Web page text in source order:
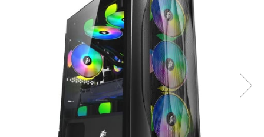
Componente REFURBISHED Laptop
Hard Disk-uri Refurbished
Accesorii Laptop
Docking stations
Incarcatoare laptop
Incarcatoare laptop refurbished
Standuri și Coolere Laptop